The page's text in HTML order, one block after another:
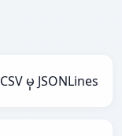
CSV မှ JSONLines